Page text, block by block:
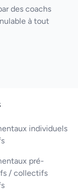
des coachs
à tout
individuels
pré-
/ collectifs